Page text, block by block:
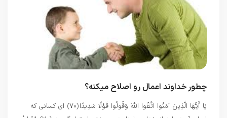
چطور خداوند اعمال رو اصلاح میکنه؟
يَا أَيُّهَا الَّذِينَ آمَنُوا اتَّقُوا اللَّهَ وَقُولُوا قَوْلًا سَدِيدًا ﴿۷۰﴾ اى كسانى كه